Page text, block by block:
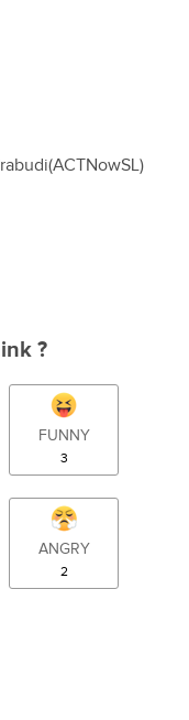
?
FUNNY
3
ANGRY
2